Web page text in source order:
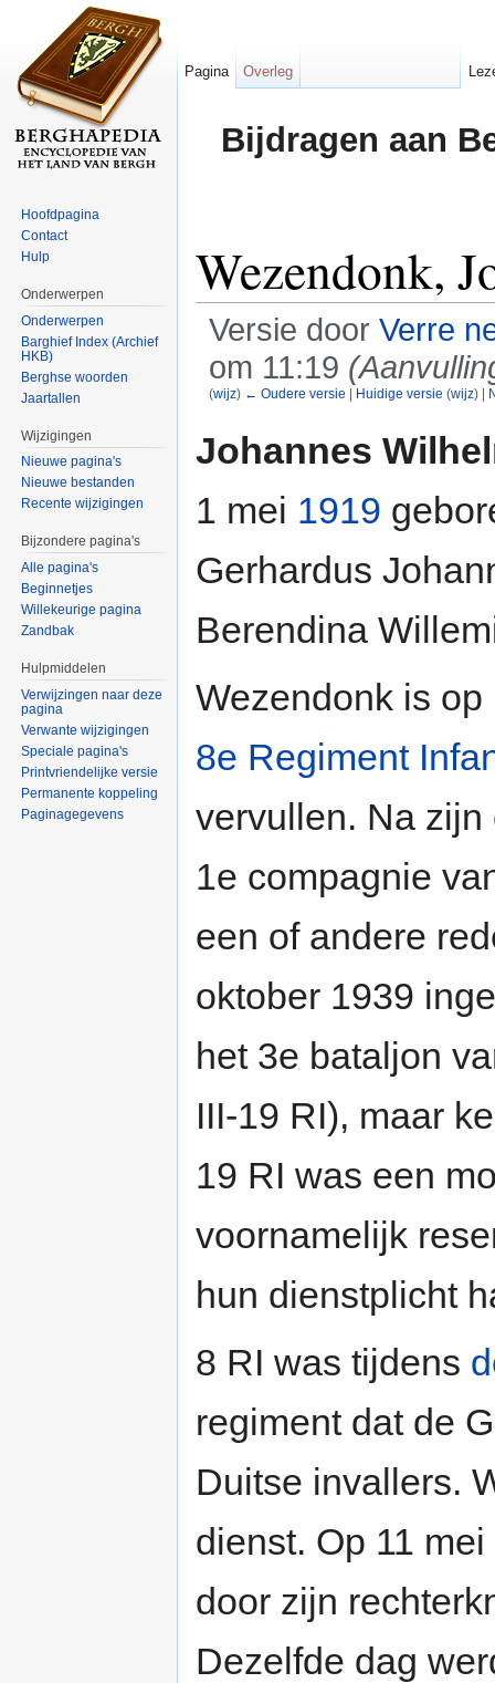
Bijdragen aan
Wezendonk,
Versie door Verre
om 11:19
(wijz) ← Oudere versie Huidige versie (wijz) |
Johannes
1 mei 1919
Gerhardus
Berendina
Wezendonk is
8e Regiment
vervullen. Na
1e compagnie
een of andere
oktober 1939
het 3e bataljon
III-19 RI), maar
19 RI was een
voornamelijk
hun dienstplicht
8 RI was tijdens
regiment dat de
Duitse invallers.
dienst. Op 11
door zijn
Dezelfde dag
Pagina Overleg
Hoofdpagina
Contact
Hulp
Onderwerpen
Onderwerpen
Barghief Index (Archief
HKB)
Berghse woorden
Jaartallen
Wijzigingen
Nieuwe pagina's
Nieuwe bestanden
Recente wijzigingen
Bijzondere pagina's
Alle pagina's
Beginnetjes
Willekeurige pagina
Zandbak
Hulpmiddelen
Verwijzingen naar deze
pagina
Verwante wijzigingen
Speciale pagina's
Printvriendelijke versie
Permanente koppeling
Paginagegevens